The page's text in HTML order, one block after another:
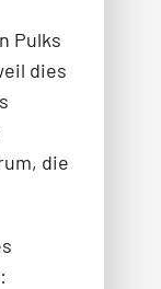
Pulks
dies
die